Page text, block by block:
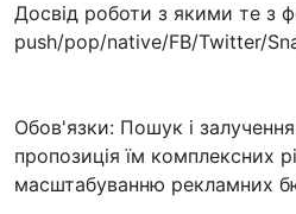
Досвід роботи з якими те з
push/pop/native/FB/Twitter/
Обов'язки: Пошук і
пропозиція їм комплексних
масштабуванню рекламних